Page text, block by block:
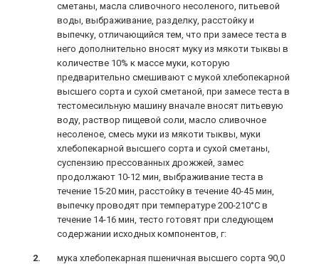
сметаны, масла сливочного несоленого, питьевой
воды, выбраживание, разделку, расстойку и
выпечку, отличающийся тем, что при замесе теста в
него дополнительно вносят муку из мякоти тыквы в
количестве 10% к массе муки, которую
предварительно смешивают с мукой хлебопекарной
высшего сорта и сухой сметаной, при замесе теста в
тестомесильную машину вначале вносят питьевую
воду, раствор пищевой соли, масло сливочное
несоленое, смесь муки из мякоти тыквы, муки
хлебопекарной высшего сорта и сухой сметаны,
суспензию прессованных дрожжей, замес
продолжают 10-12 мин, выбраживание теста в
течение 15-20 мин, расстойку в течение 40-45 мин,
выпечку проводят при температуре 200-210°С в
течение 14-16 мин, тесто готовят при следующем
содержании исходных компонентов, г:
мука хлебопекарная пшеничная высшего сорта 90,0